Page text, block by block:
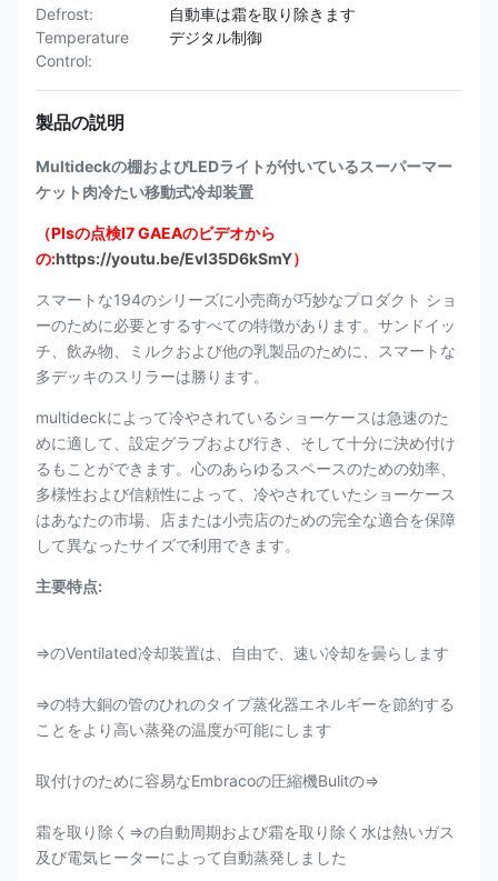
Defrost:
自動車は霜を取り除きます
Temperature
Control:
デジタル制御
製品の説明
Multideckの棚およびLEDライトが付いているスーパーマー
ケット肉冷たい移動式冷却装置
（Plsの点検I7 GAEAのビデオから
の:https://youtu.be/Evl35D6kSmY）
スマートな194のシリーズに小売商が巧妙なプロダクト ショ
ーのために必要とするすべての特徴があります。サンドイッ
チ、飲み物、ミルクおよび他の乳製品のために、スマートな
多デッキのスリラーは勝ります。
multideckによって冷やされているショーケースは急速のた
めに適して、設定グラブおよび行き、そして十分に決め付け
るもことができます。心のあらゆるスペースのための効率、
多様性および信頼性によって、冷やされていたショーケース
はあなたの市場、店または小売店のための完全な適合を保障
して異なったサイズで利用できます。
主要特点:
⇒のVentilated冷却装置は、自由で、速い冷却を曇らします
⇒の特大銅の管のひれのタイプ蒸化器エネルギーを節約する
ことをより高い蒸発の温度が可能にします
取付けのために容易なEmbracoの圧縮機Bulitの⇒
霜を取り除く⇒の自動周期および霜を取り除く水は熱いガス
及び電気ヒーターによって自動蒸発しました